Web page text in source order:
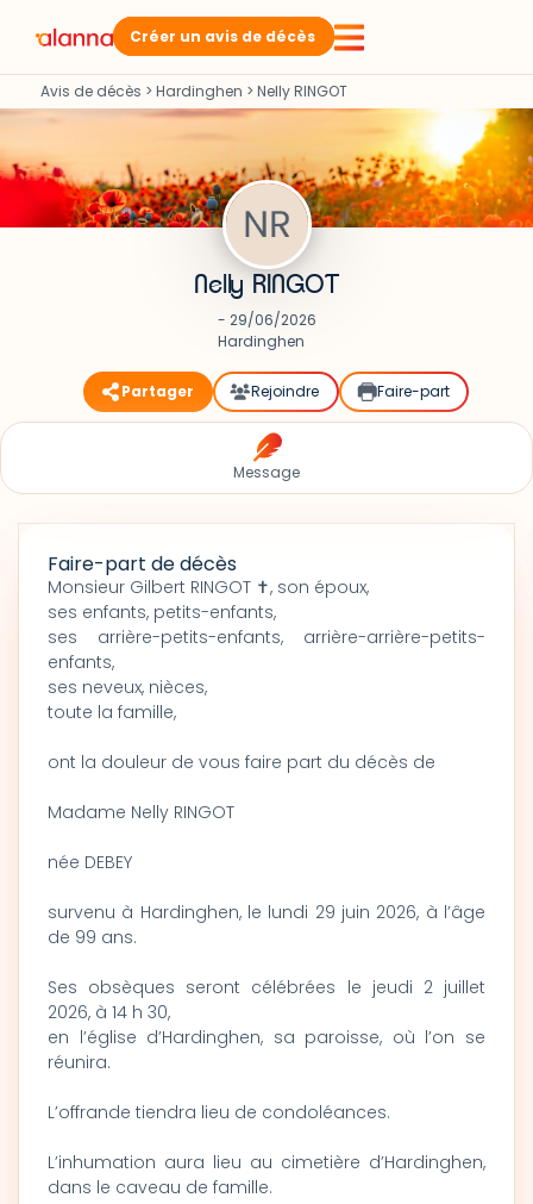
Créer un avis de décès
Avis de décès > Hardinghen > Nelly RINGOT
Nelly RINGOT
- 29/06/2026
Hardinghen
Partager Rejoindre Faire-part
Message
Faire-part de décès
Monsieur Gilbert RINGOT ✝, son époux,
ses enfants, petits-enfants,
ses arrière-petits-enfants, arrière-arrière-petits-
enfants,
ses neveux, nièces,
toute la famille,
ont la douleur de vous faire part du décès de
Madame Nelly RINGOT
née DEBEY
survenu à Hardinghen, le lundi 29 juin 2026, à l’âge
de 99 ans.
Ses obsèques seront célébrées le jeudi 2 juillet
2026, à 14 h 30,
en l’église d’Hardinghen, sa paroisse, où l’on se
réunira.
L’offrande tiendra lieu de condoléances.
L’inhumation aura lieu au cimetière d’Hardinghen,
dans le caveau de famille.